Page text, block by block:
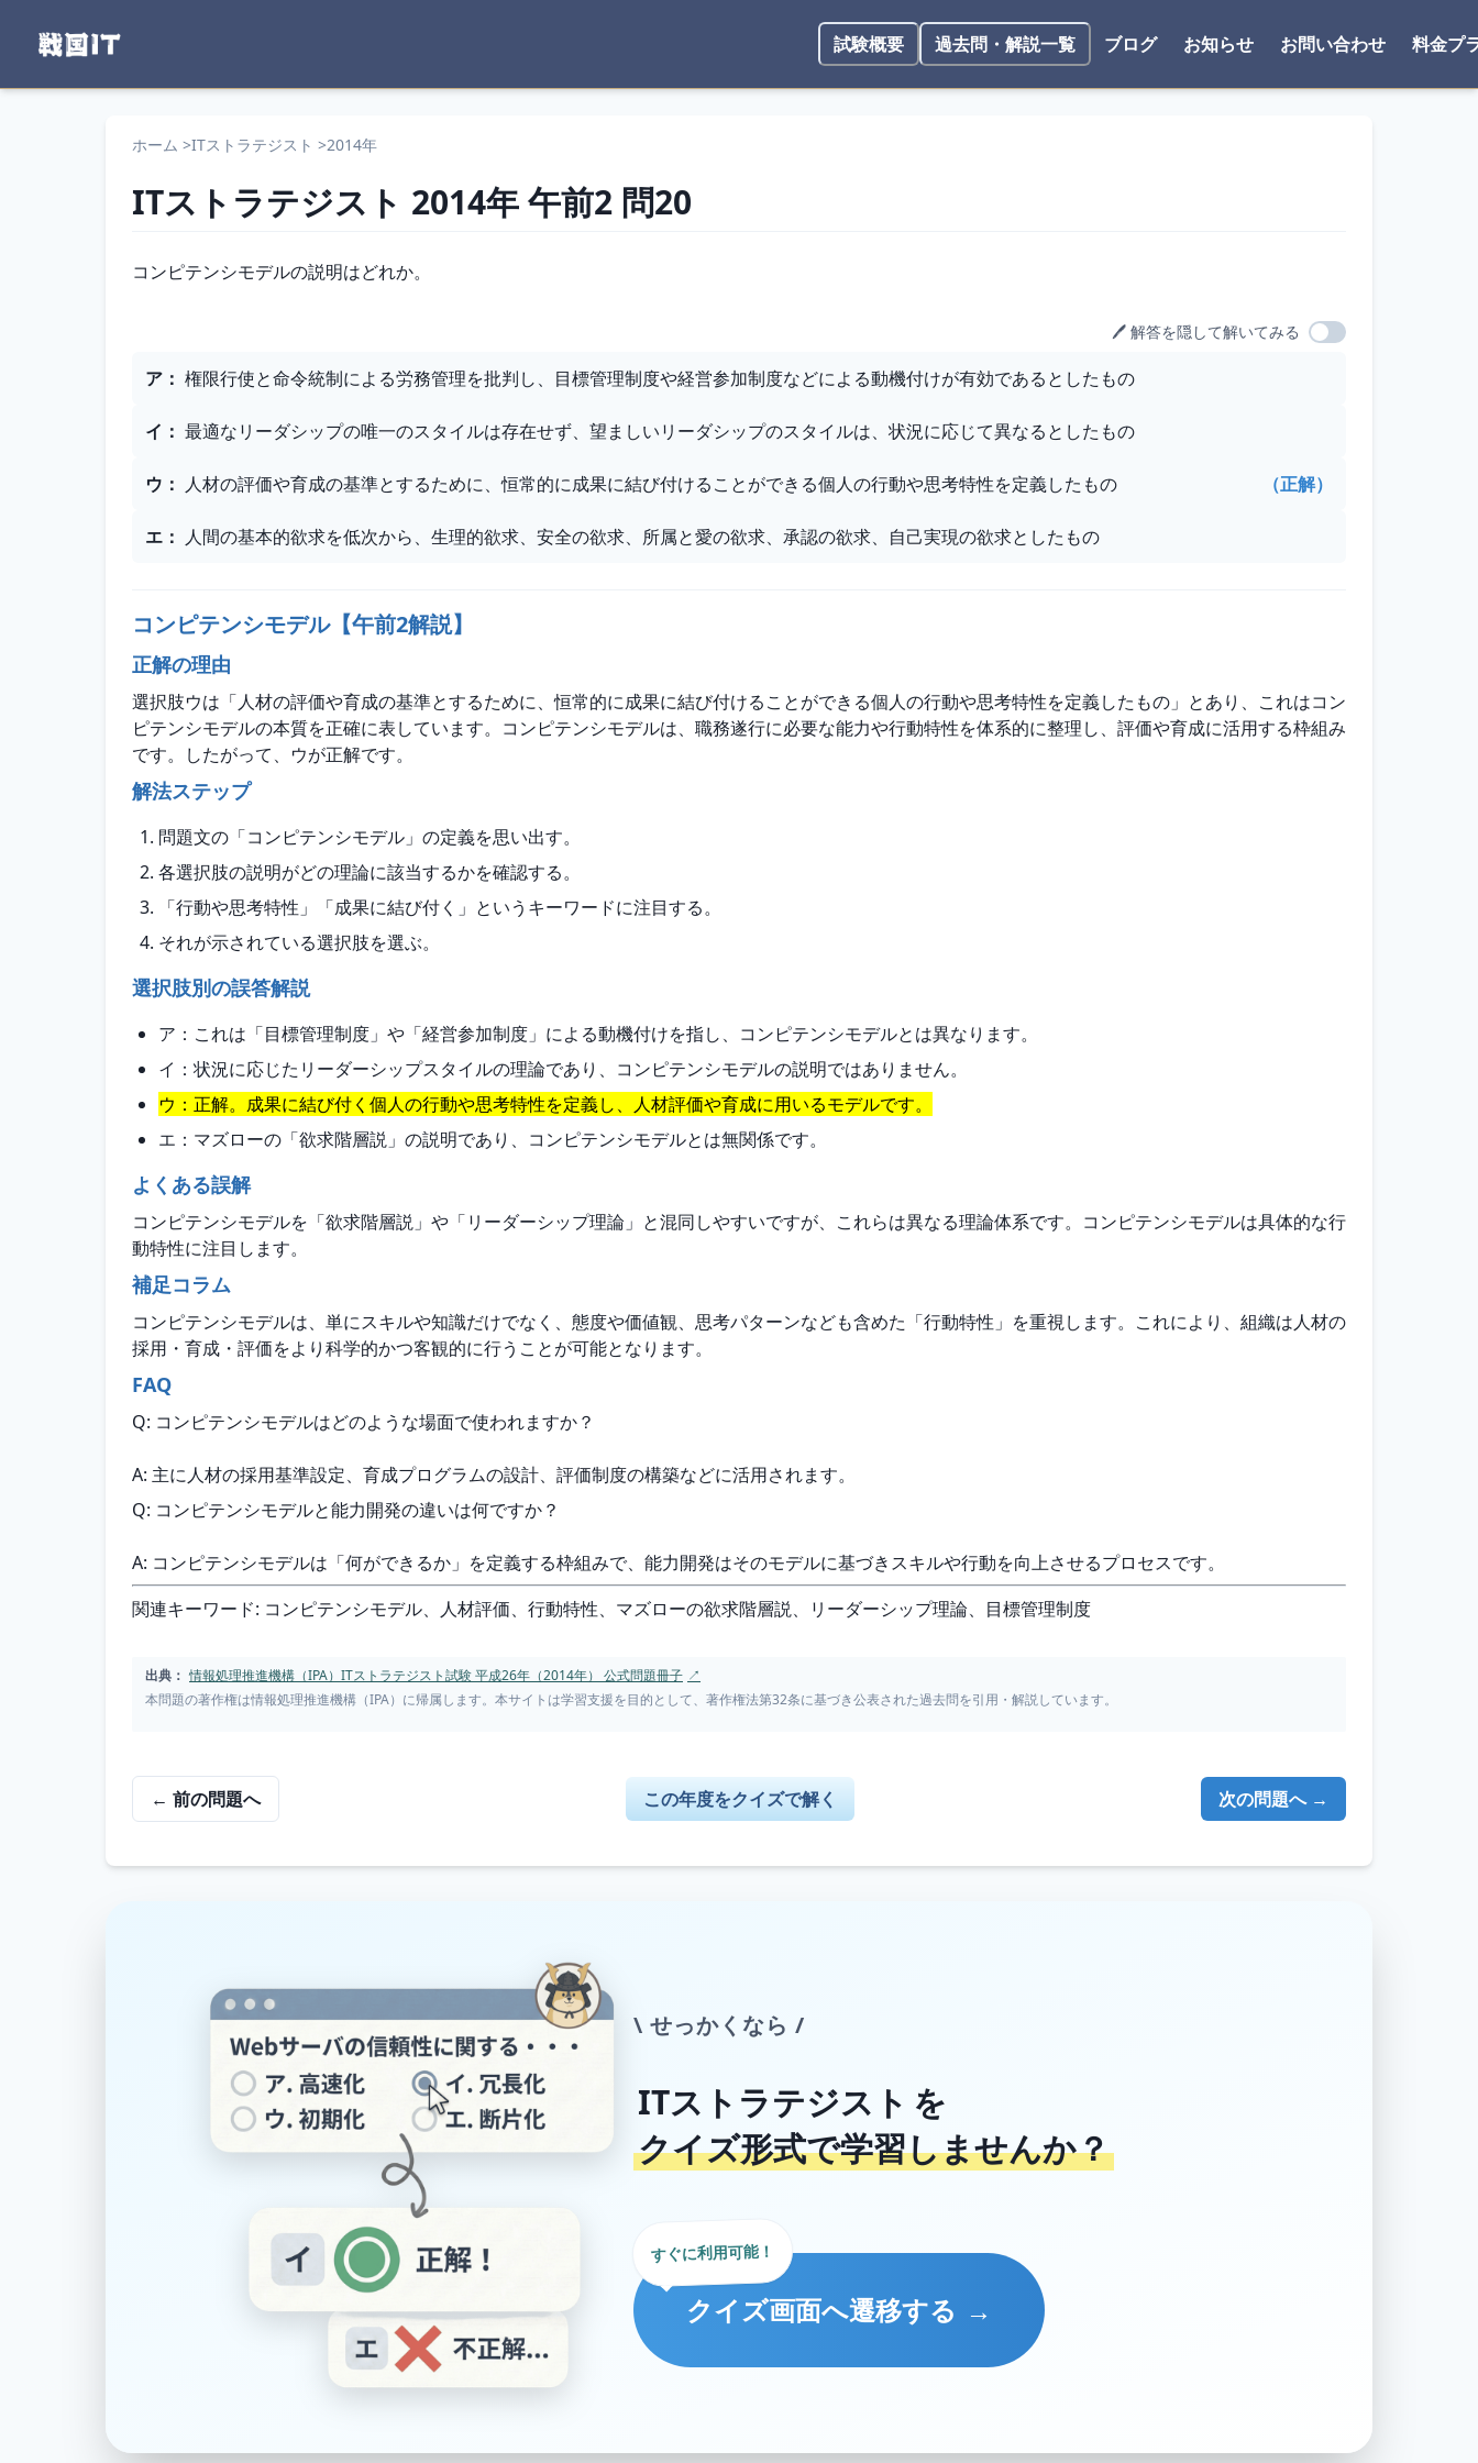
試験概要 過去問・解説一覧 ブログ お知らせ お問い合わせ 料金プ
ホーム >ITストラテジスト >2014年
ITストラテジスト 2014年午前2 問20
問題文
コンピテンシモデルの説明はどれか。
🖊️ 解答を隠して解いてみる
選択肢
ア ： 権限行使と命令統制による労務管理を批判し、目標管理制度や経営参加制度などによる動機付けが有効であるとしたもの
イ ： 最適なリーダシップの唯一のスタイルは存在せず、望ましいリーダシップのスタイルは、状況に応じて異なるとしたもの
ウ ： 人材の評価や育成の基準とするために、恒常的に成果に結び付けることができる個人の行動や思考特性を定義したもの （正解）
エ ： 人間の基本的欲求を低次から、生理的欲求、安全の欲求、所属と愛の欲求、承認の欲求、自己実現の欲求としたもの
コンピテンシモデル【午前2解説】
正解の理由
選択肢ウは「人材の評価や育成の基準とするために、恒常的に成果に結び付けることができる個人の行動や思考特性を定義したもの」とあり、これはコン
ピテンシモデルの本質を正確に表しています。コンピテンシモデルは、職務遂行に必要な能力や行動特性を体系的に整理し、評価や育成に活用する枠組み
です。したがって、ウが正解です。
解法ステップ
問題文の「コンピテンシモデル」の定義を思い出す。
各選択肢の説明がどの理論に該当するかを確認する。
「行動や思考特性」「成果に結び付く」というキーワードに注目する。
それが示されている選択肢を選ぶ。
選択肢別の誤答解説
ア：これは「目標管理制度」や「経営参加制度」による動機付けを指し、コンピテンシモデルとは異なります。
イ：状況に応じたリーダーシップスタイルの理論であり、コンピテンシモデルの説明ではありません。
ウ：正解。成果に結び付く個人の行動や思考特性を定義し、人材評価や育成に用いるモデルです。
エ：マズローの「欲求階層説」の説明であり、コンピテンシモデルとは無関係です。
よくある誤解
コンピテンシモデルを「欲求階層説」や「リーダーシップ理論」と混同しやすいですが、これらは異なる理論体系です。コンピテンシモデルは具体的な行
動特性に注目します。
補足コラム
コンピテンシモデルは、単にスキルや知識だけでなく、態度や価値観、思考パターンなども含めた「行動特性」を重視します。これにより、組織は人材の
採用・育成・評価をより科学的かつ客観的に行うことが可能となります。
FAQ
Q: コンピテンシモデルはどのような場面で使われますか？
A: 主に人材の採用基準設定、育成プログラムの設計、評価制度の構築などに活用されます。
Q: コンピテンシモデルと能力開発の違いは何ですか？
A: コンピテンシモデルは「何ができるか」を定義する枠組みで、能力開発はそのモデルに基づきスキルや行動を向上させるプロセスです。
関連キーワード: コンピテンシモデル、人材評価、行動特性、マズローの欲求階層説、リーダーシップ理論、目標管理制度
出典： 情報処理推進機構（IPA）ITストラテジスト試験 平成26年（2014年） 公式問題冊子 ↗
本問題の著作権は情報処理推進機構（IPA）に帰属します。本サイトは学習支援を目的として、著作権法第32条に基づき公表された過去問を引用・解説しています。
← 前の問題へ この年度をクイズで解く 次の問題へ →
\ せっかくなら /
ITストラテジスト を
クイズ形式で学習しませんか？
クイズ画面へ遷移する →
すぐに利用可能！